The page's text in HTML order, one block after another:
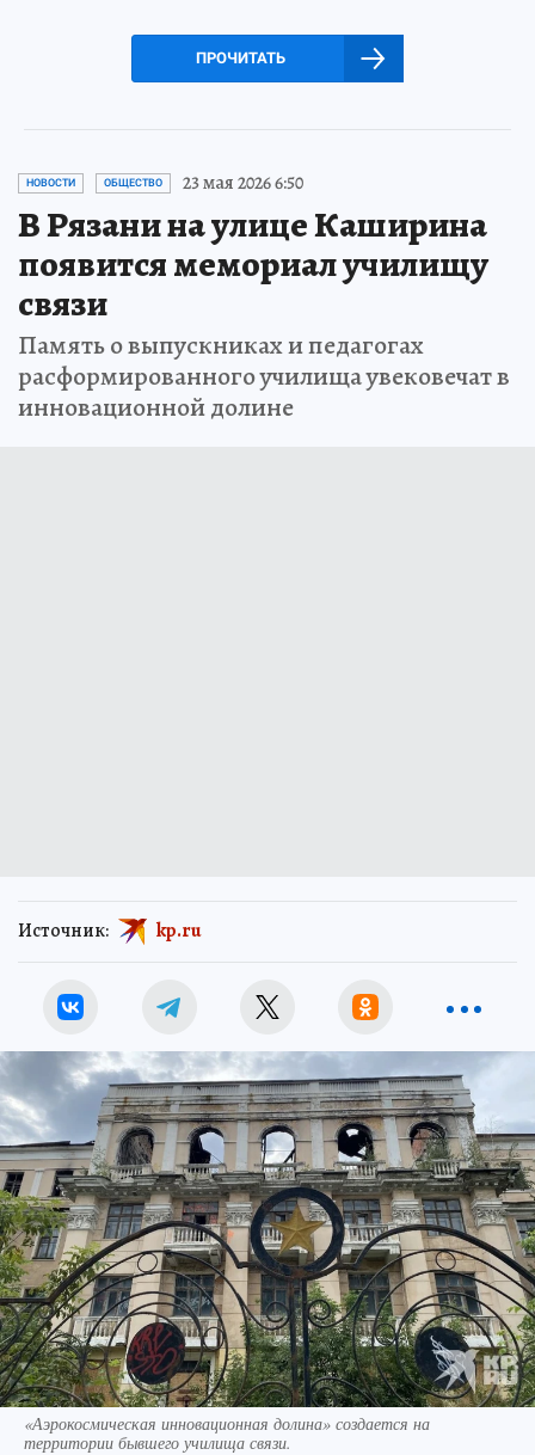
ПРОЧИТАТЬ
НОВОСТИ ОБЩЕСТВО 23 мая 2026 6:50
В Рязани на улице Каширина
появится мемориал училищу
связи
Память о выпускниках и педагогах
расформированного училища увековечат в
инновационной долине
Источник: kp.ru
«Аэрокосмическая инновационная долина» создается на
территории бывшего училища связи.